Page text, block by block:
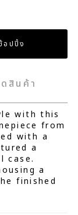
สินค้า
with this
from
with a
a
case.
a
finished